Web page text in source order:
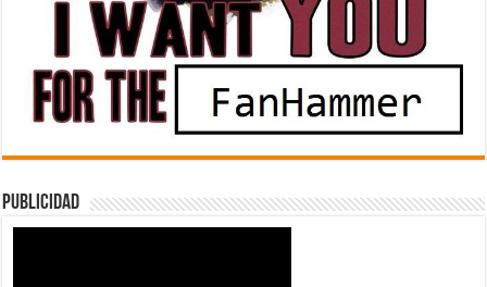
Publicidad